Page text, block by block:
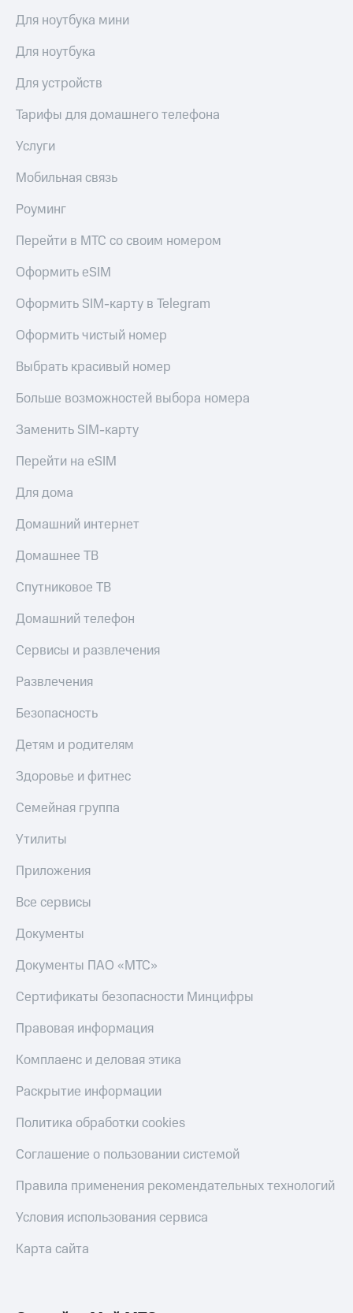
Для ноутбука мини
Для ноутбука
Для устройств
Тарифы для домашнего телефона
Услуги
Мобильная связь
Роуминг
Перейти в МТС со своим номером
Оформить eSIM
Оформить SIM-карту в Telegram
Оформить чистый номер
Выбрать красивый номер
Больше возможностей выбора номера
Заменить SIM-карту
Перейти на eSIM
Для дома
Домашний интернет
Домашнее ТВ
Спутниковое ТВ
Домашний телефон
Сервисы и развлечения
Развлечения
Безопасность
Детям и родителям
Здоровье и фитнес
Семейная группа
Утилиты
Приложения
Все сервисы
Документы
Документы ПАО «МТС»
Сертификаты безопасности Минцифры
Правовая информация
Комплаенс и деловая этика
Раскрытие информации
Политика обработки cookies
Соглашение о пользовании системой
Правила применения рекомендательных технологий
Условия использования сервиса
Карта сайта